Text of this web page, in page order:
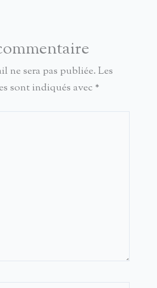
ne sera pas publiée. Les
sont indiqués avec *